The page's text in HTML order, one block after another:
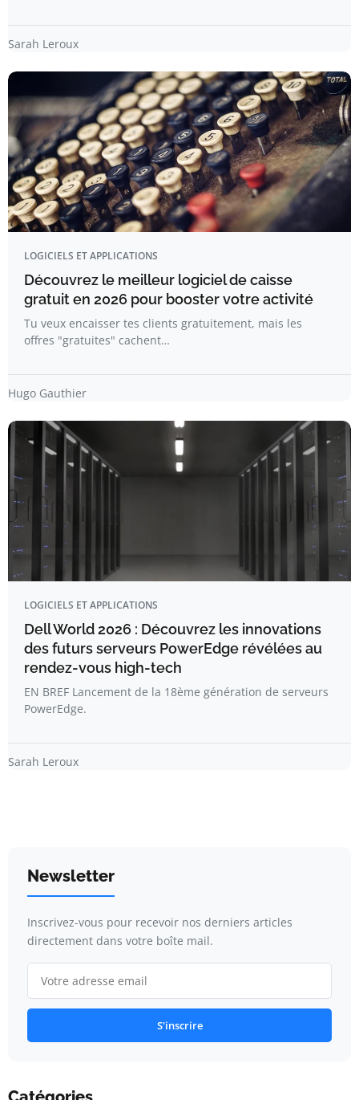
Sarah Leroux
LOGICIELS ET APPLICATIONS
Découvrez le meilleur logiciel de caisse
gratuit en 2026 pour booster votre activité
Tu veux encaisser tes clients gratuitement, mais les
offres "gratuites" cachent…
Hugo Gauthier
LOGICIELS ET APPLICATIONS
Dell World 2026 : Découvrez les innovations
des futurs serveurs PowerEdge révélées au
rendez-vous high-tech
EN BREF Lancement de la 18ème génération de serveurs
PowerEdge.
Sarah Leroux
Newsletter
Inscrivez-vous pour recevoir nos derniers articles
directement dans votre boîte mail.
S'inscrire